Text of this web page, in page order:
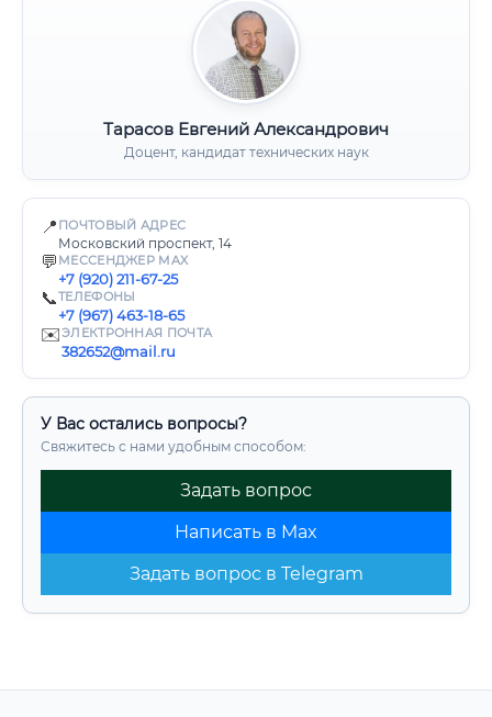
Тарасов Евгений Александрович
Доцент, кандидат технических наук
📍 ПОЧТОВЫЙ АДРЕС
Московский проспект, 14
💬 МЕССЕНДЖЕР MAX
+7 (920) 211-67-25
📞ТЕЛЕФОНЫ
+7 (967) 463-18-65
✉️ЭЛЕКТРОННАЯ ПОЧТА
382652@mail.ru
У Вас остались вопросы?
Свяжитесь с нами удобным способом:
Задать вопрос
Написать в Max
Задать вопрос в Telegram